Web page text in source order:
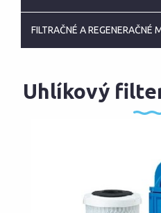
FILTRAČNÉ A REGENERAČNÉ
Uhlíkový